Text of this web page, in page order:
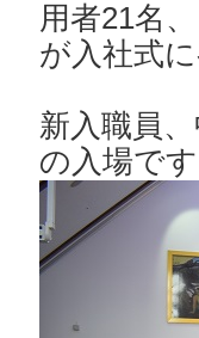
用者21名
が入社式
新入職員
の入場で